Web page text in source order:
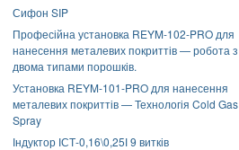
Сифон SIP
Професійна установка REYM-102-PRO для
нанесення металевих покриттів — робота з
двома типами порошків.
Установка REYM-101-PRO для нанесення
металевих покриттів — Технологія Cold Gas
Spray
Індуктор ІСТ-0,16\0,25І 9 витків